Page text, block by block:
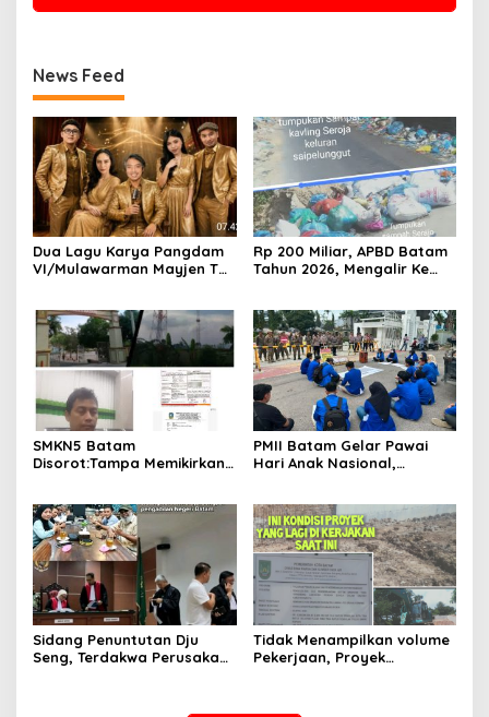
News Feed
Dua Lagu Karya Pangdam
VI/Mulawarman Mayjen TNI
Ke-81 RI
Rp 200 Miliar, APBD Batam
Tahun 2026, Mengalir Ke
Bereskan Sampah
SMKN5 Batam
Disorot:Tampa Memikirkan
Kepri, Ansar Ahmad
Komersilkan Lahan Sekolah
Untuk Pendirian Tower
PMII Batam Gelar Pawai
Hari Anak Nasional,
Kota Batam
Sidang Penuntutan Dju
Seng, Terdakwa Perusakan
Tidak Menampilkan volume
Pekerjaan, Proyek